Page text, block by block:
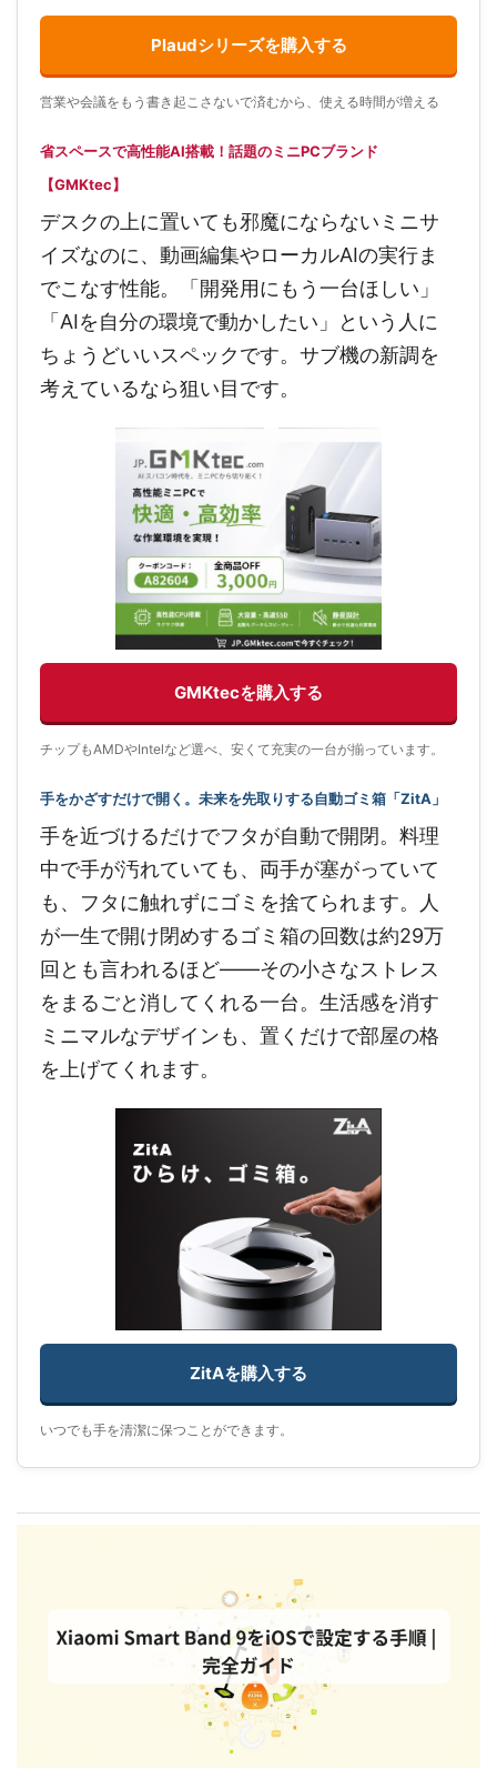
Plaudシリーズを購入する
営業や会議をもう書き起こさないで済むから、使える時間が増える
省スペースで高性能AI搭載！話題のミニPCブランド
【GMKtec】
デスクの上に置いても邪魔にならないミニサ
イズなのに、動画編集やローカルAIの実行ま
でこなす性能。「開発用にもう一台ほしい」
「AIを自分の環境で動かしたい」という人に
ちょうどいいスペックです。サブ機の新調を
考えているなら狙い目です。
GMKtecを購入する
チップもAMDやIntelなど選べ、安くて充実の一台が揃っています。
手をかざすだけで開く。未来を先取りする自動ゴミ箱「ZitA」
手を近づけるだけでフタが自動で開閉。料理
中で手が汚れていても、両手が塞がっていて
も、フタに触れずにゴミを捨てられます。人
が一生で開け閉めするゴミ箱の回数は約29万
回とも言われるほど——その小さなストレス
をまるごと消してくれる一台。生活感を消す
ミニマルなデザインも、置くだけで部屋の格
を上げてくれます。
ZitAを購入する
いつでも手を清潔に保つことができます。